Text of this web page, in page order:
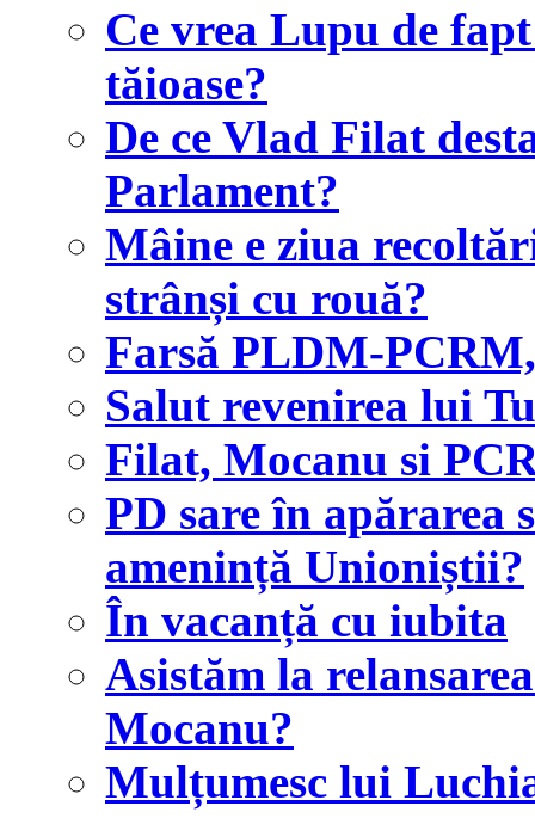
Ce vrea Lupu de
tăioase?
De ce Vlad Filat
Parlament?
Mâine e ziua
strânși cu rouă?
Farsă PLDM-
Salut revenirea lui
Filat, Mocanu si
PD sare în apărarea
amenință Unioniștii?
În vacanță cu iubita
Asistăm la
Mocanu?
Mulțumesc lui